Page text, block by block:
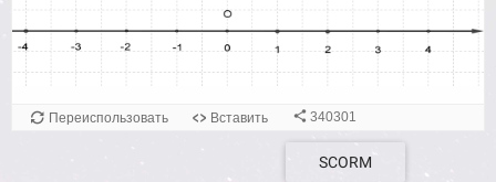
Переиспользовать Вставить 340301
SCORM